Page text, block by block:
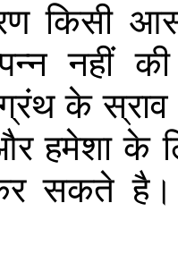
किसी
नहीं की
के स्राव
हमेशा के
सकते है।